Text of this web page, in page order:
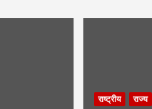
राष्ट्रीय राज्य